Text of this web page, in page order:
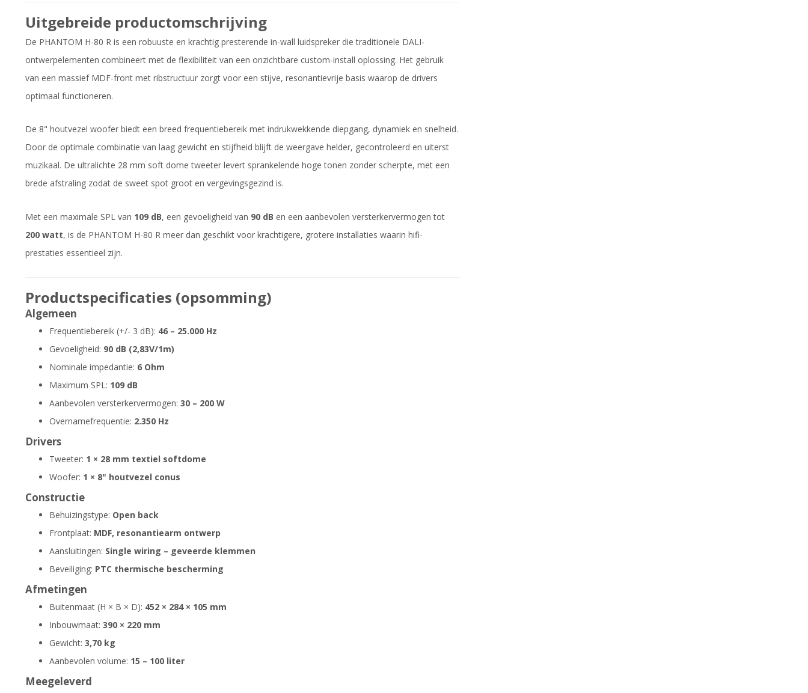
Uitgebreide productomschrijving
De PHANTOM H-80 R is een robuuste en krachtig presterende in-wall luidspreker die traditionele DALI-
ontwerpelementen combineert met de flexibiliteit van een onzichtbare custom-install oplossing. Het gebruik
van een massief MDF-front met ribstructuur zorgt voor een stijve, resonantievrije basis waarop de drivers
optimaal functioneren.
De 8" houtvezel woofer biedt een breed frequentiebereik met indrukwekkende diepgang, dynamiek en snelheid.
Door de optimale combinatie van laag gewicht en stijfheid blijft de weergave helder, gecontroleerd en uiterst
muzikaal. De ultralichte 28 mm soft dome tweeter levert sprankelende hoge tonen zonder scherpte, met een
brede afstraling zodat de sweet spot groot en vergevingsgezind is.
Met een maximale SPL van 109 dB, een gevoeligheid van 90 dB en een aanbevolen versterkervermogen tot
200 watt, is de PHANTOM H-80 R meer dan geschikt voor krachtigere, grotere installaties waarin hifi-
prestaties essentieel zijn.
Productspecificaties (opsomming)
Algemeen
Frequentiebereik (+/- 3 dB): 46 – 25.000 Hz
Gevoeligheid: 90 dB (2,83V/1m)
Nominale impedantie: 6 Ohm
Maximum SPL: 109 dB
Aanbevolen versterkervermogen: 30 – 200 W
Overnamefrequentie: 2.350 Hz
Drivers
Tweeter: 1 × 28 mm textiel softdome
Woofer: 1 × 8" houtvezel conus
Constructie
Behuizingstype: Open back
Frontplaat: MDF, resonantiearm ontwerp
Aansluitingen: Single wiring – geveerde klemmen
Beveiliging: PTC thermische bescherming
Afmetingen
Buitenmaat (H × B × D): 452 × 284 × 105 mm
Inbouwmaat: 390 × 220 mm
Gewicht: 3,70 kg
Aanbevolen volume: 15 – 100 liter
Meegeleverd